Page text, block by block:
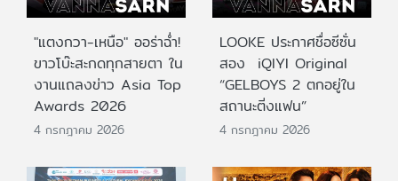
"แตงกวา-เหนือ" ออร่าฉ่ำ!
ขาวโบ๊ะสะกดทุกสายตา ใน
งานแถลงข่าว Asia Top
Awards 2026
4 กรกฎาคม 2026
LOOKE ประกาศชื่อซีซั่น
สอง iQIYI Original
“GELBOYS 2 ตกอยู่ใน
สถานะติ่งแฟน”
4 กรกฎาคม 2026